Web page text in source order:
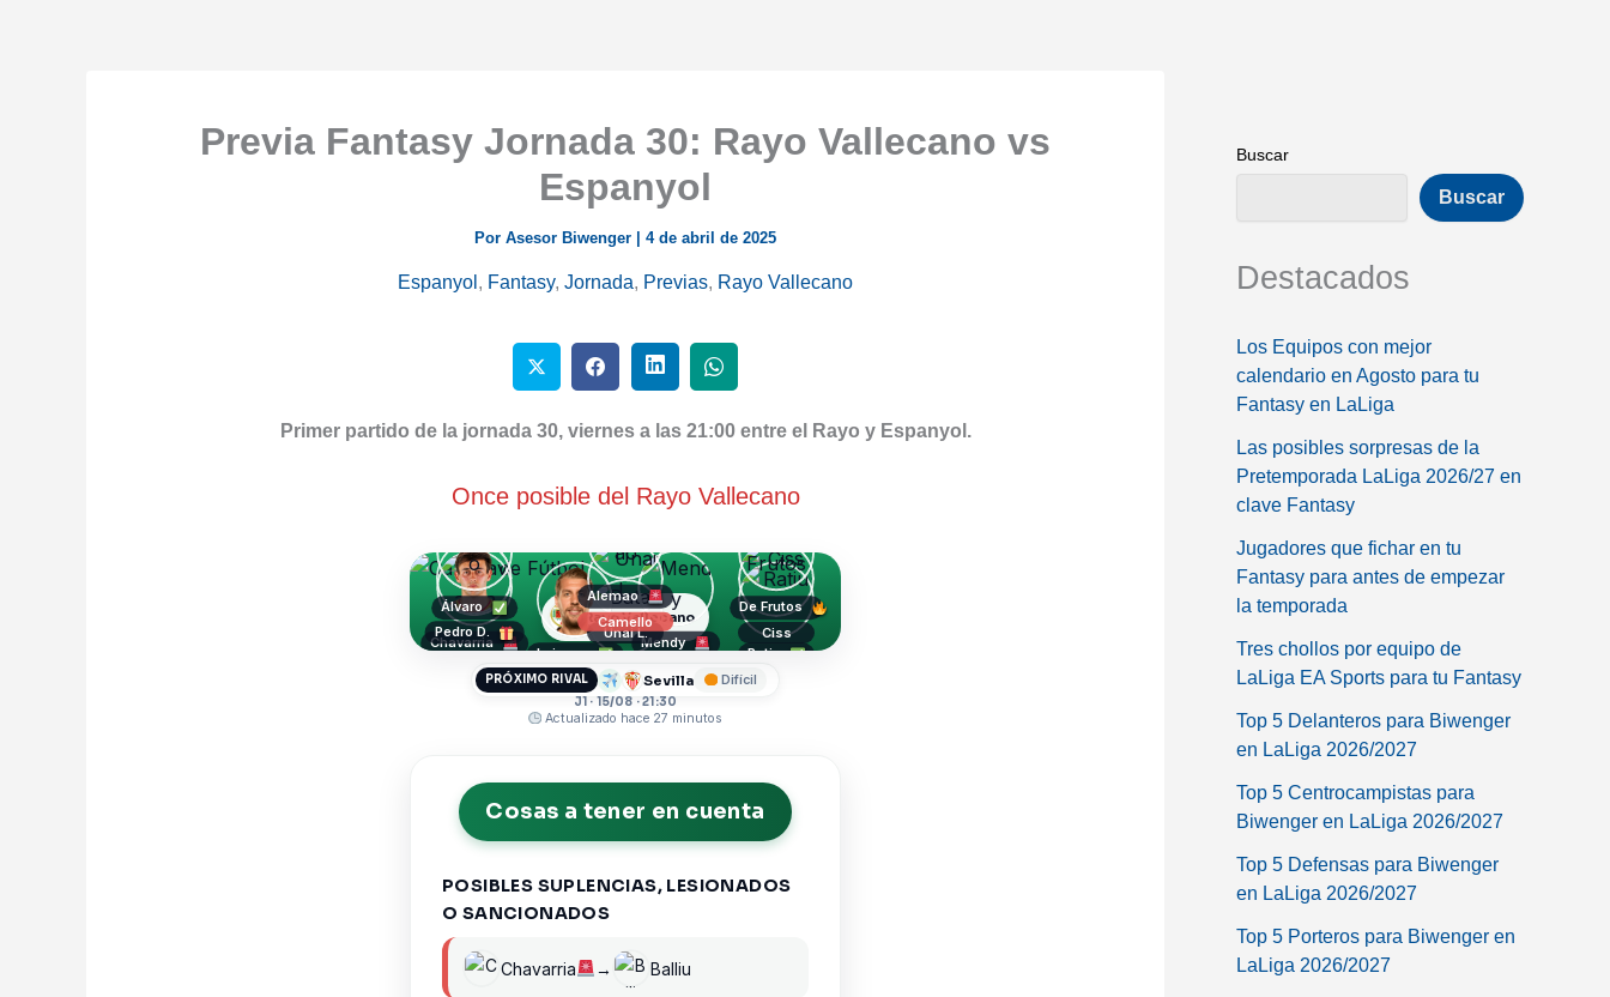
Previa Fantasy Jornada 30: Rayo Vallecano vs
Espanyol
Por Asesor Biwenger 4 de abril de 2025
Espanyol , Fantasy, Jornada, Previas, Rayo Vallecano
Primer partido de la jornada 30, viernes a las 21:00 entre el Rayo y Espanyol.
Once posible del Rayo Vallecano
Batalla
Chavarria
Balliu
Lejeune
Mendy
Ratiu
Pedro D. Unai L. Ciss
Álvaro
Alemao
Camello
De Frutos
Rayo Vallecano
PRÓXIMO RIVAL Sevilla Difícil
J1 · 15/08 · 21:30
Actualizado hace 27 minutos
Cosas a tener en cuenta
POSIBLES SUPLENCIAS, LESIONADOS
O SANCIONADOS
Chavarria → Balliu
Buscar
Buscar
Destacados
Los Equipos con mejor
calendario en Agosto para tu
Fantasy en LaLiga
Las posibles sorpresas de la
Pretemporada LaLiga 2026/27 en
clave Fantasy
Jugadores que fichar en tu
Fantasy para antes de empezar
la temporada
Tres chollos por equipo de
LaLiga EA Sports para tu Fantasy
Top 5 Delanteros para Biwenger
en LaLiga 2026/2027
Top 5 Centrocampistas para
Biwenger en LaLiga 2026/2027
Top 5 Defensas para Biwenger
en LaLiga 2026/2027
Top 5 Porteros para Biwenger en
LaLiga 2026/2027